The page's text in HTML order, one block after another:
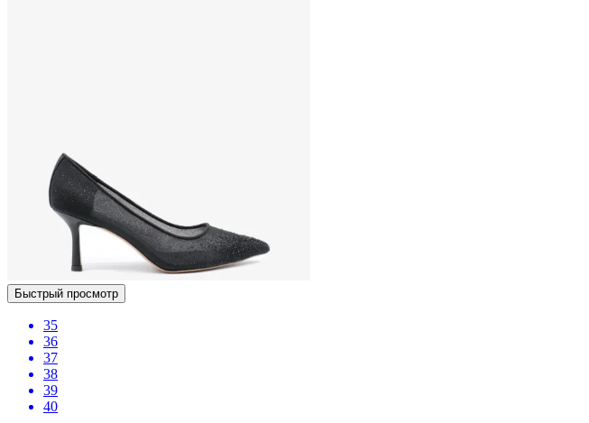
Быстрый просмотр
35
36
37
38
39
40